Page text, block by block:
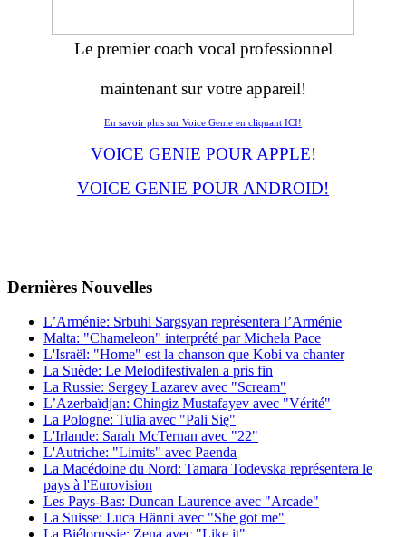
Le premier coach vocal professionnel
maintenant sur votre appareil!
En savoir plus sur Voice Genie en cliquant ICI!
VOICE GENIE POUR APPLE!
VOICE GENIE POUR ANDROID!
Dernières Νouvelles
L’Arménie: Srbuhi Sargsyan représentera l’Arménie
Malta: "Chameleon" interprété par Michela Pace
L'Israël: "Home" est la chanson que Kobi va chanter
La Suède: Le Melodifestivalen a pris fin
La Russie: Sergey Lazarev avec "Scream"
L’Azerbaïdjan: Chingiz Mustafayev avec "Vérité"
La Pologne: Tulia avec "Pali Się"
L'Irlande: Sarah McTernan avec "22"
L'Autriche: "Limits" avec Paenda
La Macédoine du Nord: Tamara Todevska représentera le
pays à l'Eurovision
Les Pays-Bas: Duncan Laurence avec "Arcade"
La Suisse: Luca Hänni avec "She got me"